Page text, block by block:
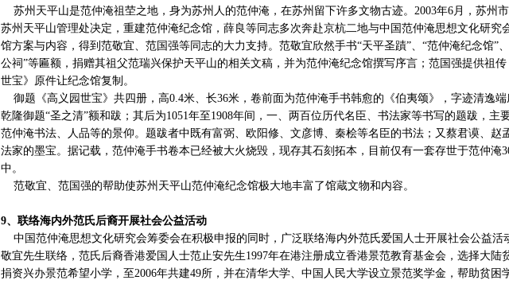
苏州天平山是范仲淹祖茔之地，身为苏州人的范仲淹，在苏州留下许多文物古迹。2003年6月，苏州
苏州天平山管理处决定，重建范仲淹纪念馆，薛良等同志多次奔赴京杭二地与中国范仲淹思想文化研究
馆方案与内容，得到范敬宜、范国强等同志的大力支持。范敬宜欣然手书“天平圣蹟”、“范仲淹纪念馆”
公祠”等匾额，捐赠其祖父范瑞兴保护天平山的相关文稿，并为范仲淹纪念馆撰写序言；范国强提供祖传
世宝》原件让纪念馆复制。
御题《高义园世宝》共四册，高0.4米、长36米，卷前面为范仲淹手书韩愈的《伯夷颂》，字迹清逸端
乾隆御题“圣之清”额和跋；其后为1051年至1908年间，一、两百位历代名臣、书法家等书写的题跋，主
范仲淹书法、人品等的景仰。题跋者中既有富弼、欧阳修、文彦博、秦桧等名臣的书法；又蔡君谟、赵
法家的墨宝。据记载，范仲淹手书卷本已经被大火烧毁，现存其石刻拓本，目前仅有一套存世于范仲淹
中。
范敬宜、范国强的帮助使苏州天平山范仲淹纪念馆极大地丰富了馆蔵文物和内容。
9、联络海内外范氏后裔开展社会公益活动
中国范仲淹思想文化研究会筹委会在积极申报的同时，广泛联络海内外范氏爱国人士开展社会公益活
敬宜先生联络，范氏后裔香港爱国人士范止安先生1997年在港注册成立香港景范教育基金会，选择大陆
捐资兴办景范希望小学，至2006年共建49所，并在清华大学、中国人民大学设立景范奖学金，帮助贫困